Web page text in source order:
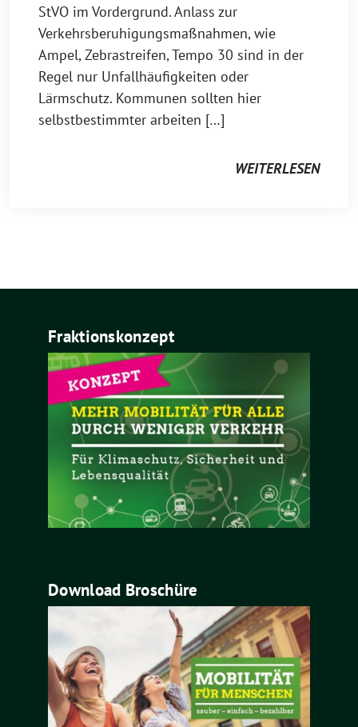
StVO im Vordergrund. Anlass zur
Verkehrsberuhigungsmaßnahmen, wie
Ampel, Zebrastreifen, Tempo 30 sind in der
Regel nur Unfallhäufigkeiten oder
Lärmschutz. Kommunen sollten hier
selbstbestimmter arbeiten […]
WEITERLESEN
Fraktionskonzept
Download Broschüre